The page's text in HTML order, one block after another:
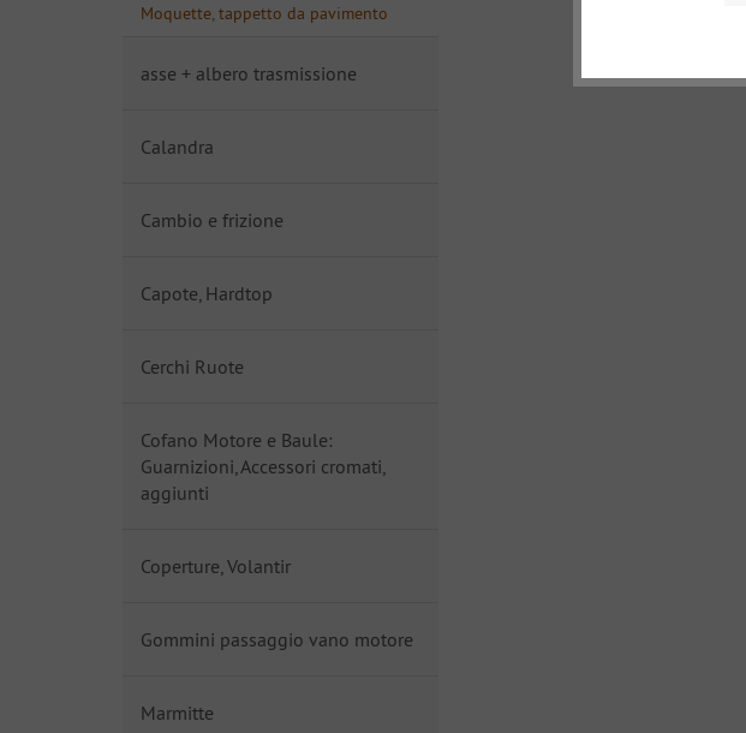
Moquette, tappetto da pavimento
asse + albero trasmissione
Calandra
Cambio e frizione
Capote, Hardtop
Cerchi Ruote
Cofano Motore e Baule:
Guarnizioni, Accessori cromati,
aggiunti
Coperture, Volantir
Gommini passaggio vano motore
Marmitte